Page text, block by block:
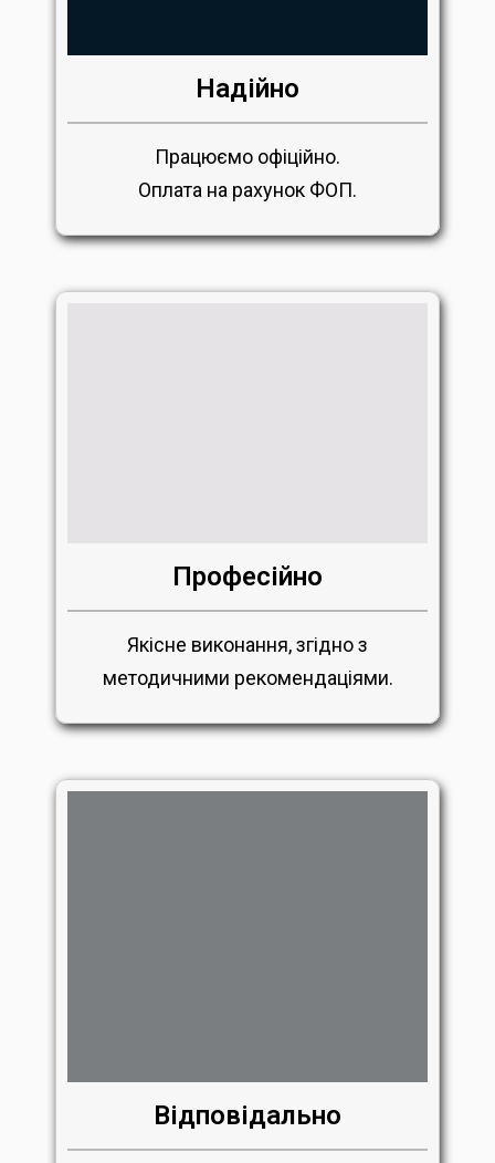
Надійно
Працюємо офіційно.
Оплата на рахунок ФОП.
Професійно
Якісне виконання, згідно з
методичними рекомендаціями.
Відповідально